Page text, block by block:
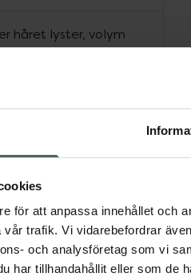
för att anpassa innehållet och
trafik. Vi vidarebefordrar
och analysföretag som vi
har tillhandahållit eller som
håret lyster, volym
känslig hårbotten
certifierad och
produkter